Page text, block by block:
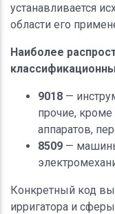
устанавливается
области его
Наиболее
9018 —
прочие, кроме
аппаратов,
8509 —
Конкретный код
ирригатора и